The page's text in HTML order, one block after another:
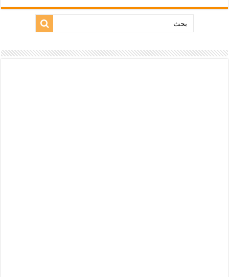
بحث: